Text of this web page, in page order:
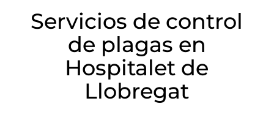
Servicios de control
de plagas en
Hospitalet de
Llobregat